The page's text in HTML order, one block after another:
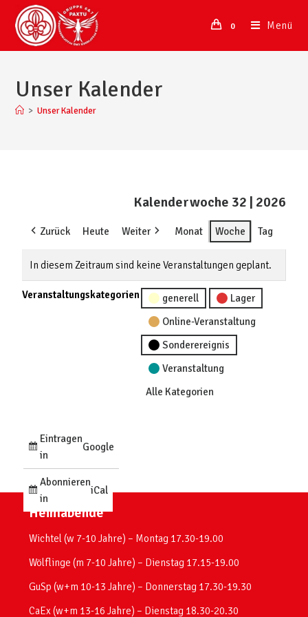
0 Menü
Unser Kalender
> Unser Kalender
Kalenderwoche 32 | 2026
Zurück Heute Weiter Monat Woche Tag
In diesem Zeitraum sind keine Veranstaltungen geplant.
Veranstaltungskategorien generell
Lager
Online-Veranstaltung
Sonderereignis
Veranstaltung
Alle Kategorien
Eintragen
in
Google
Abonnieren
in
iCal
Heimabende
Wichtel (w 7-10 Jahre) – Montag 17.30-19.00
Wölflinge (m 7-10 Jahre) – Dienstag 17.15-19.00
GuSp (w+m 10-13 Jahre) – Donnerstag 17.30-19.30
CaEx (w+m 13-16 Jahre) – Dienstag 18.30-20.30